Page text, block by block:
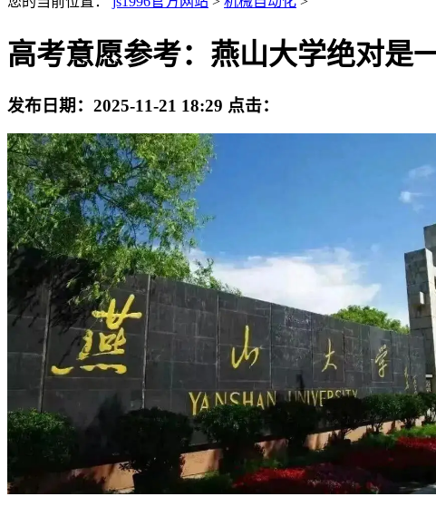
高考意愿参考：燕山大学绝对是
发布日期： 2025-11-21 18:29 点击：